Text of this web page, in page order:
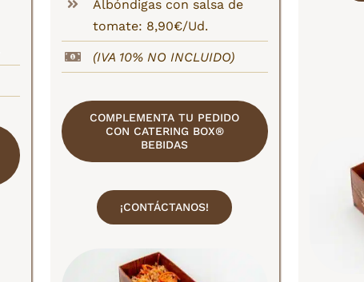
Albóndigas con salsa de
tomate: 8,90€/Ud.
(IVA 10% NO INCLUIDO)
COMPLEMENTA TU PEDIDO
CON CATERING BOX®
BEBIDAS
¡CONTÁCTANOS!